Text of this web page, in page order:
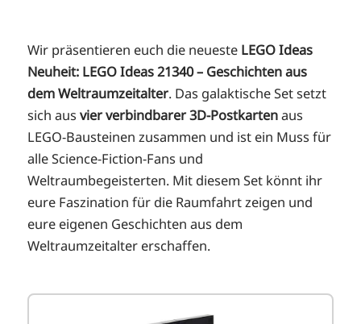
Wir präsentieren euch die neueste LEGO Ideas
Neuheit: LEGO Ideas21340 –Geschichten aus
dem Weltraumzeitalter. Das galaktische Set setzt
sich aus vier verbindbarer 3D-Postkartenaus
LEGO-Bausteinen zusammen und ist ein Muss für
alle Science-Fiction-Fans und
Weltraumbegeisterten. Mit diesem Set könnt ihr
eure Faszination für die Raumfahrt zeigen und
eure eigenen Geschichten aus dem
Weltraumzeitalter erschaffen.